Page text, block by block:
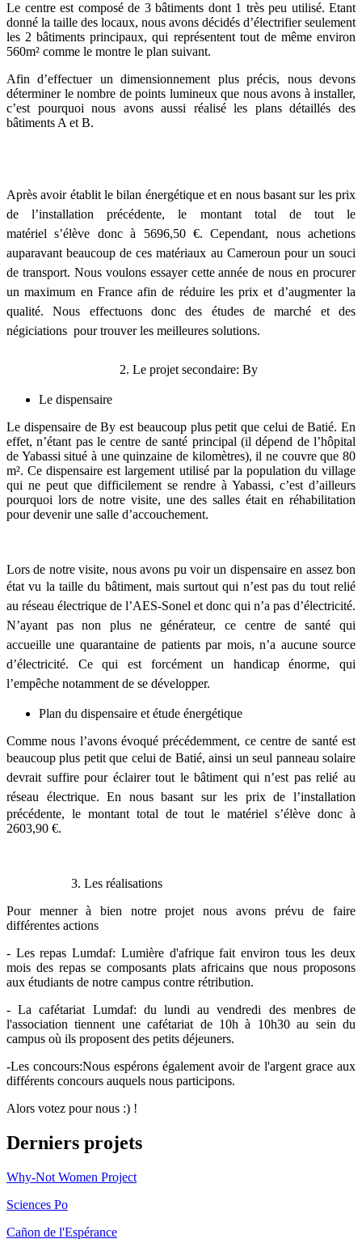
Le centre est composé de 3 bâtiments dont 1 très peu utilisé. Etant
donné la taille des locaux, nous avons décidés d’électrifier seulement
les 2 bâtiments principaux, qui représentent tout de même environ
560m² comme le montre le plan suivant.
Afin d’effectuer un dimensionnement plus précis, nous devons
déterminer le nombre de points lumineux que nous avons à installer,
c’est pourquoi nous avons aussi réalisé les plansdétaillés des
bâtiments A et B.
Après avoir établit le bilan énergétique et en nous basant surles prix
de l’installation précédente, le montant total de tout le
matériels’élève donc à 5696,50 €. Cependant, nous achetions
auparavant beaucoup de ces matériaux au Cameroun pour un souci
de transport. Nous voulons essayer cette année de nous en procurer
un maximum en France afin de réduire les prix et d’augmenter la
qualité. Nous effectuons donc des études de marché et des
négiciations pour trouver les meilleures solutions.
2. Le projet secondaire: By
Le dispensaire
Le dispensaire de By est beaucoup plus petit que celui de Batié. En
effet, n’étant pas lecentre de santé principal (il dépend de l’hôpital
de Yabassi situé à une quinzaine de kilomètres), il ne couvre que 80
m². Ce dispensaire est largement utilisé par la population du village
qui ne peut que difficilement se rendre à Yabassi, c’est d’ailleurs
pourquoi lors denotre visite, une des salles était en réhabilitation
pour devenir une salle d’accouchement.
Lors de notre visite, nous avons pu voir un dispensaire en assez bon
état vu la taille du bâtiment, mais surtout qui n’est pas du tout relié
au réseau électrique de l’AES-Sonel et donc qui n’a pas d’électricité.
N’ayant pas non plus ne générateur, ce centre de santé qui
accueilleune quarantaine de patients par mois, n’a aucune source
d’électricité. Ce qui est forcémentun handicap énorme, qui
l’empêche notamment de se développer.
Plan du dispensaire et étude énergétique
Comme nous l’avons évoqué précédemment, ce centre de santé est
beaucoup plus petit que celui de Batié, ainsi un seul panneau solaire
devrait suffire pour éclairer tout le bâtiment quin’est pas relié au
réseau électrique.En nous basant sur les prix de l’installation
précédente, le montant total de tout le matériels’élève donc à
2603,90 €.
3. Les réalisations
Pour menner à bien notre projet nous avons prévu de faire
différentes actions
- Les repas Lumdaf: Lumière d'afrique fait environ tous les deux
mois des repas se composants plats africains que nous proposons
aux étudiants de notre campus contre rétribution.
- La cafétariat Lumdaf: du lundi au vendredi des menbres de
l'association tiennent une cafétariat de 10h à 10h30 au sein du
campus où ils proposent des petits déjeuners.
-Les concours:Nous espérons également avoir de l'argent grace aux
différents concours auquels nous participons.
Alors votez pour nous :) !
Derniers projets
Why-Not Women Project
Sciences Po
Cañon de l'Espérance